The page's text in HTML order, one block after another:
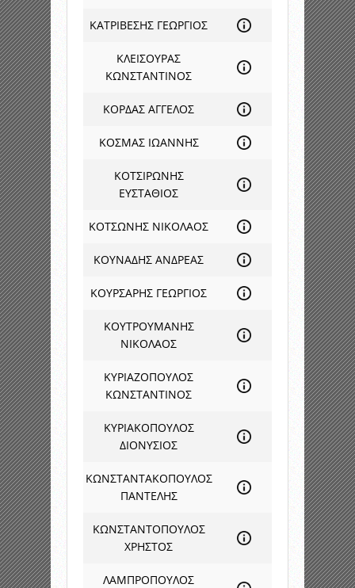
ΚΑΤΡΙΒΕΣΗΣ ΓΕΩΡΓΙΟΣ
ΚΛΕΙΣΟΥΡΑΣ
ΚΩΝΣΤΑΝΤΙΝΟΣ
ΚΟΡΔΑΣ ΑΓΓΕΛΟΣ
ΚΟΣΜΑΣ ΙΩΑΝΝΗΣ
ΚΟΤΣΙΡΩΝΗΣ
ΕΥΣΤΑΘΙΟΣ
ΚΟΤΣΩΝΗΣ ΝΙΚΟΛΑΟΣ
ΚΟΥΝΑΔΗΣ ΑΝΔΡΕΑΣ
ΚΟΥΡΣΑΡΗΣ ΓΕΩΡΓΙΟΣ
ΚΟΥΤΡΟΥΜΑΝΗΣ
ΝΙΚΟΛΑΟΣ
ΚΥΡΙΑΖΟΠΟΥΛΟΣ
ΚΩΝΣΤΑΝΤΙΝΟΣ
ΚΥΡΙΑΚΟΠΟΥΛΟΣ
ΔΙΟΝΥΣΙΟΣ
ΚΩΝΣΤΑΝΤΑΚΟΠΟΥΛΟΣ
ΠΑΝΤΕΛΗΣ
ΚΩΝΣΤΑΝΤΟΠΟΥΛΟΣ
ΧΡΗΣΤΟΣ
ΛΑΜΠΡΟΠΟΥΛΟΣ